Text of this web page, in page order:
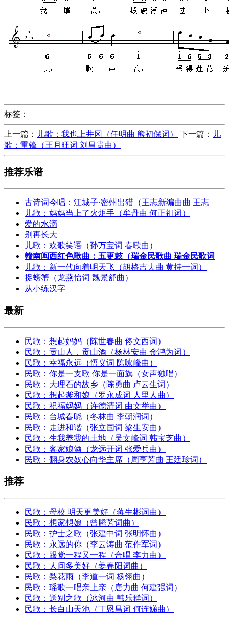
标签：
上一篇： 儿歌：我也上井冈（任明曲 熊初保词） 下一篇：
儿
歌：雷锋（王月旺词 刘昌贵曲）
推荐乐谱
古诗词今唱：江城子·密州出猎（王志新编曲曲 王志
儿歌：妈妈当上了火炬手（牟丹曲 何正祖词）
爱的水滴
别再长大
儿歌：欢歌笑语（孙万宝词 春歌曲）
赣南闽西红色歌曲：五更鼓（瑞金民歌曲 瑞金民歌词
儿歌：新一代向着明天飞（胡格吉夫曲 黄持一词）
捉螃蟹（龙燕怡词 魏景舒曲）
从小练汉字
最新
民歌：想起妈妈（陈世春曲 佟文西词）
民歌：贡山人，贡山酒（杨林安曲 金鸿为词）
民歌：幸福永远（悟义词 陈咏峰曲）
民歌：你是一支歌 你是一面旗（女声独唱）
民歌：大理石的故乡（陈勇曲 卢云生词）
民歌：想起爹和娘（罗永成词 人里人曲）
民歌：祝福妈妈（许德清词 由文举曲）
民歌：台城春晓（冬林曲 李朝润词）
民歌：走进和谐（张立国词 梁生安曲）
民歌：生我养我的土地（吴文峰词 韩宝芝曲）
民歌：客家娘酒（龙远开词 张爱兵曲）
民歌：翻身农奴心向华主席（周亨芳曲 王廷珍词）
推荐
民歌：母校 明天更美好（蒋生彬词曲）
民歌：想家想娘（曾腾芳词曲）
民歌：护士之歌（张建中词 张明怀曲）
民歌：永远的你（李云涛曲 范作军词）
民歌：跟党一程又一程（合唱 李力曲）
民歌：人间多美好（姜春阳词曲）
民歌：梨花雨（李道一词 杨翎曲）
民歌：瑶歌一唱亲上亲（唐力曲 何建强词）
民歌：送别之歌（冰河曲 韩乐群词）
民歌：长白山天池（丁恩昌词 何连娣曲）